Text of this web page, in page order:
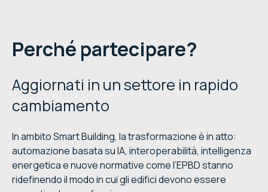
Perché partecipare?
Aggiornati in un settore in rapido
cambiamento
In ambito Smart Building, la trasformazione è in atto:
automazione basata su IA, interoperabilità, intelligenza
energetica e nuove normative come l’EPBD stanno
ridefinendo il modo in cui gli edifici devono essere